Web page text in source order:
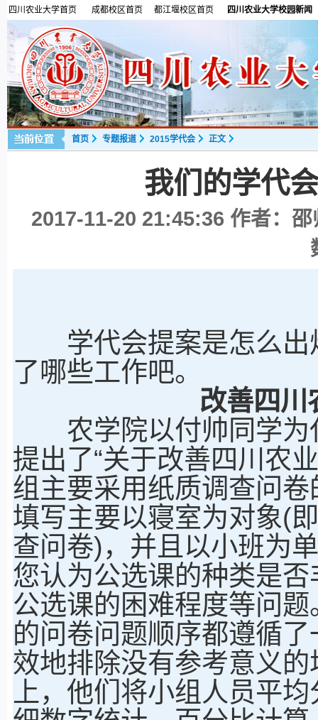
四川农业大学首页 成都校区首页 都江堰校区首页 四川农业大学校园新闻
首页 专题报道 2015学代会 正文
我们的学代
2017-11-20 21:45:36 作者：
学代会提案是怎么出
了哪些工作吧。
改善四川
农学院以付帅同学为
提出了“关于改善四川农
组主要采用纸质调查问
填写主要以寝室为对象(
查问卷)，并且以小班为
您认为公选课的种类是
公选课的困难程度等问
的问卷问题顺序都遵循
效地排除没有参考意义
上，他们将小组人员平